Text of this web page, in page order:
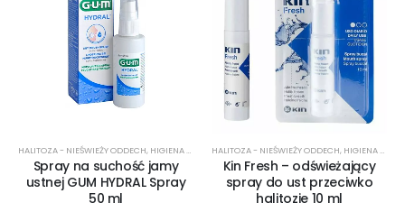
PŁUKANIA JAMY USTNEJ NA PRÓCHNICĘ,PŁYN DO PŁUKANIA JAMY USTNEJ NA STAN ZAPALNY
JAMY USTNEJ ,PŁYN DO PŁUKANIA JAMY USTNEJ NA NADWRAŻLIWOŚĆ,PŁYN DO PŁUKANIA JAMY
,PARADONTOZA,PLEŚNIAWKI PŁYN DO PŁUKANIA JAMY USTNEJ, PŁYN DO
HALITOZA - NIEŚWIEŻY ODDECH, HIGIENA DOSTOSOWANA DO PROBLEMU ,KSEROSTOMIA
Spray na suchość jamy
ustnej GUM HYDRAL Spray
50 ml
HALITOZA - NIEŚWIEŻY ODDECH, HIGIENA DOSTOSOWANA DO PROBLEMU
Kin Fresh – odświeżający
spray do ust przeciwko
halitozie 10 ml